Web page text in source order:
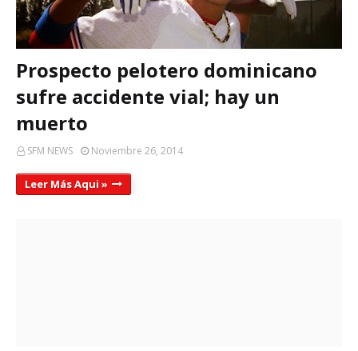
Prospecto pelotero dominicano
sufre accidente vial; hay un
muerto
SFM NEWS Noviembre 26, 2014
Leer Más Aqui »